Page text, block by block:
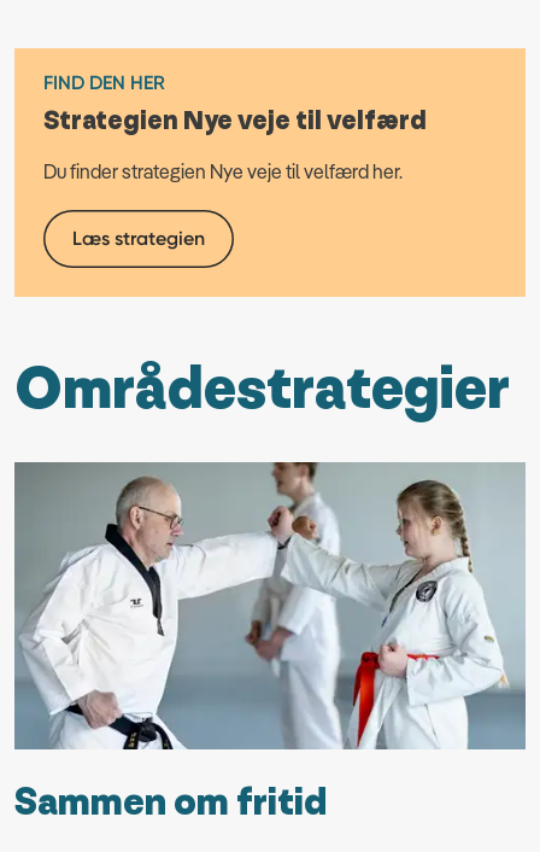
FIND DEN HER
Strategien Nye veje til velfærd
Du finder strategien Nye veje til velfærd her.
Læs strategien
Områdestrategier
Sammen om fritid